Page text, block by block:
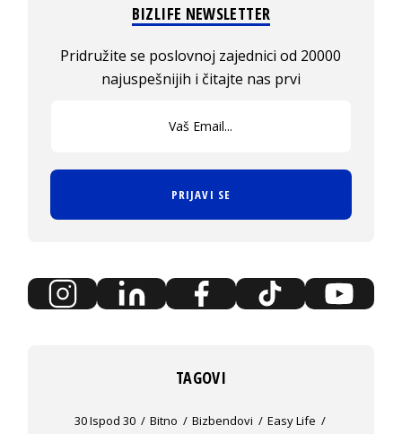
BIZLIFE NEWSLETTER
Pridružite se poslovnoj zajednici od 20000
najuspešnijih i čitajte nas prvi
PRIJAVI SE
TAGOVI
30 Ispod 30 Bitno Bizbendovi
Easy Life